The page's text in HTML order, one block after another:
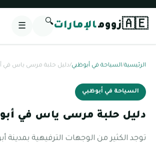
🇦🇪زوومالإمارات🔍
☰
الرئيسية/السياحة في أبوظبي/دليل حلبة مرسى ياس في
السياحة في أبوظبي
دليل حلبة مرسى ياس في أبوظبي
توجد الكثير من الوجهات الترفيهية بمدينة